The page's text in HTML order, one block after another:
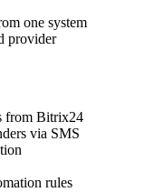
one system
provider
from Bitrix24
via SMS
rules